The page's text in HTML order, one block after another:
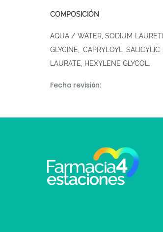
COMPOSICIÓN
AQUA / WATER, SODIUM
GLYCINE, CAPRYLOYL
LAURATE, HEXYLENE GLYCOL.
Fecha revisión: